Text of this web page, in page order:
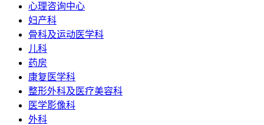
心理咨询中心
妇产科
骨科及运动医学科
儿科
药房
康复医学科
整形外科及医疗美容科
医学影像科
外科